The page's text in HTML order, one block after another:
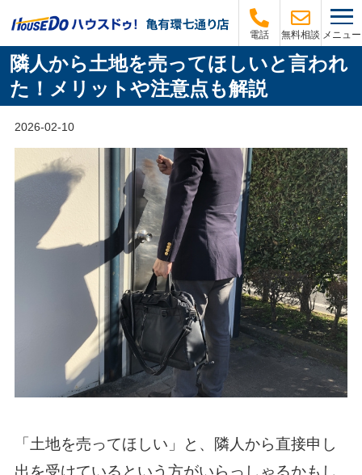
電話 無料相談 メニュー
隣人から土地を売ってほしいと言われ
た！メリットや注意点も解説
2026-02-10
「土地を売ってほしい」と、隣人から直接申し
出を受けているという方がいらっしゃるかもし